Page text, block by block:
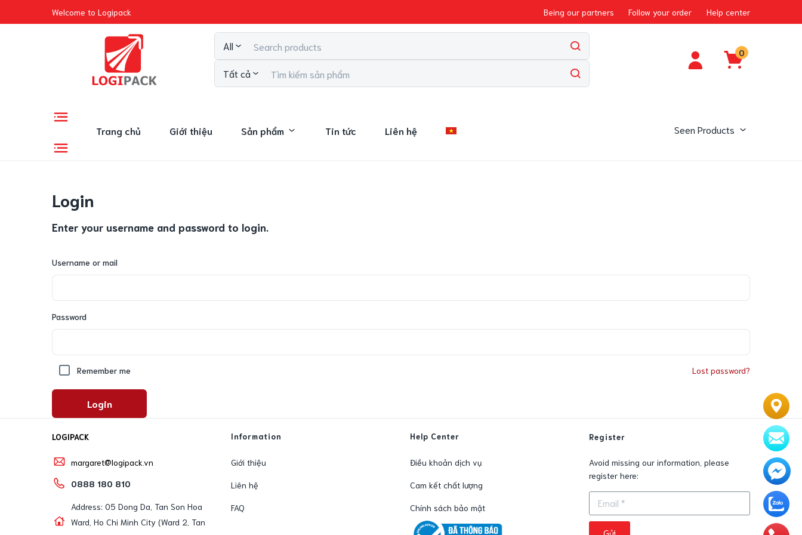
Welcome to Logipack Being our partners Follow your order Help center
All
Tất cả
0
Trang chủ Giới thiệu Sản phẩm Tin tức Liên hệ Seen Products
Login
Enter your username and password to login.
Username or mail
Password
Remember me Lost password?
Login
LOGIPACK
margaret@logipack.vn
0888 180 810
Address: 05 Dong Da, Tan Son Hoa
Ward, Ho Chi Minh City (Ward 2, Tan
Information
Giới thiệu
Liên hệ
FAQ
Help Center
Điều khoản dịch vụ
Cam kết chất lượng
Chính sách bảo mật
Register
Avoid missing our information, please
register here:
Gửi